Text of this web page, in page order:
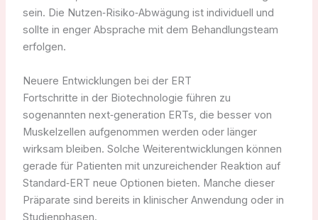
sein. Die Nutzen‑Risiko‑Abwägung ist individuell und
sollte in enger Absprache mit dem Behandlungsteam
erfolgen.
Neuere Entwicklungen bei der ERT
Fortschritte in der Biotechnologie führen zu
sogenannten next‑generation ERTs, die besser von
Muskelzellen aufgenommen werden oder länger
wirksam bleiben. Solche Weiterentwicklungen können
gerade für Patienten mit unzureichender Reaktion auf
Standard‑ERT neue Optionen bieten. Manche dieser
Präparate sind bereits in klinischer Anwendung oder in
Studienphasen.